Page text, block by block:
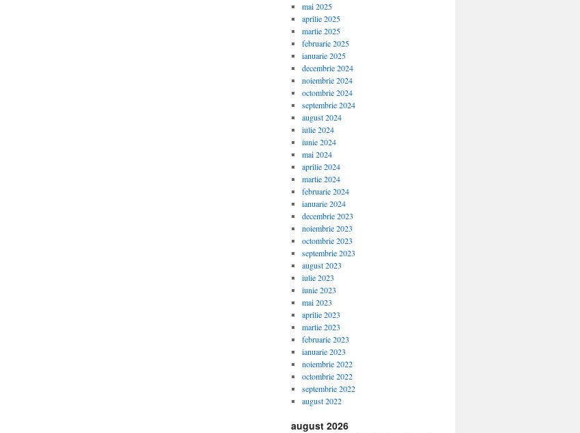
mai 2025
aprilie 2025
martie 2025
februarie 2025
ianuarie 2025
decembrie 2024
noiembrie 2024
octombrie 2024
septembrie 2024
august 2024
iulie 2024
iunie 2024
mai 2024
aprilie 2024
martie 2024
februarie 2024
ianuarie 2024
decembrie 2023
noiembrie 2023
octombrie 2023
septembrie 2023
august 2023
iulie 2023
iunie 2023
mai 2023
aprilie 2023
martie 2023
februarie 2023
ianuarie 2023
noiembrie 2022
octombrie 2022
septembrie 2022
august 2022
august 2026